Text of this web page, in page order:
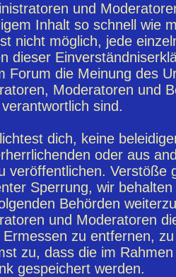
und
Inhalt so schnell wie
nicht möglich, jede
dieser
Forum die Meinung des
Moderatoren und
sind.
dich, keine
oder aus
veröffentlichen. Verstöße
Sperrung, wir
Behörden
und Moderatoren
Ermessen zu entfernen,
zu, dass die im
gespeichert werden.